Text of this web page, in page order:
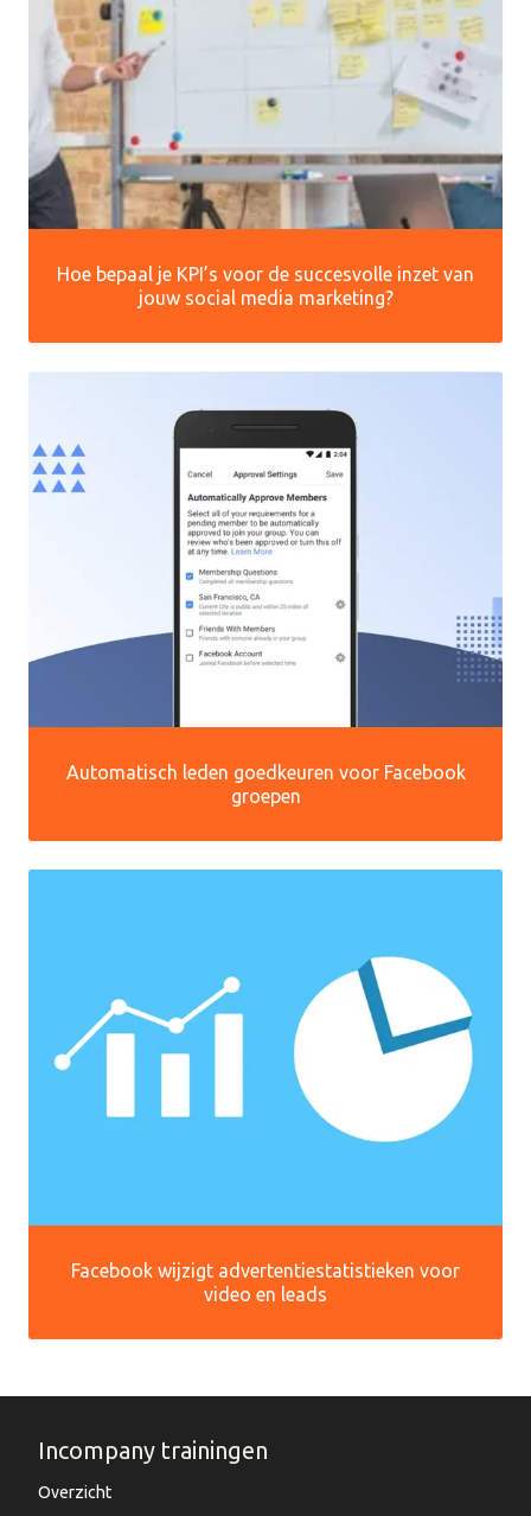
Hoe bepaal je KPI’s voor de succesvolle inzet van
jouw social media marketing?
Automatisch leden goedkeuren voor Facebook
groepen
Facebook wijzigt advertentiestatistieken voor
video en leads
Incompany trainingen
Overzicht